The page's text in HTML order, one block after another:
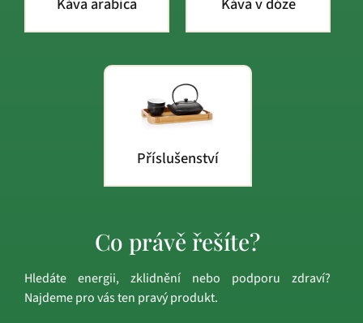
Káva arabica Káva v dóze
Příslušenství
Co právě řešíte?
Hledáte energii, zklidnění nebo podporu zdraví?
Najdeme pro vás ten pravý produkt.